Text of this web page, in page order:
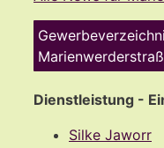
Dienstleistung -
Silke Jaworr